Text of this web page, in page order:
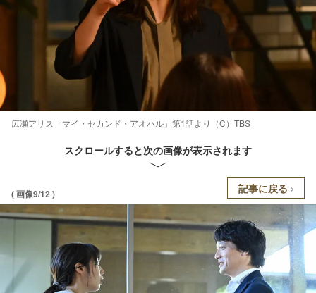
広瀬アリス「マイ・セカンド・アオハル」第1話より（C）TBS
スクロールすると次の画像が表示されます
( 画像9/12 ) 記事に戻る